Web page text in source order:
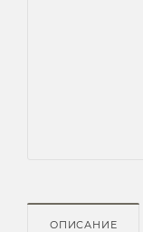
ОПИСАНИЕ